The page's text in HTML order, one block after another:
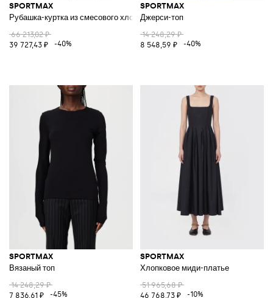
SPORTMAX
Рубашка-куртка из смесового хлопка
66 213,02 ₽
39 727,43 ₽
-40%
SPORTMAX
Джерси-топ
14 248,29 ₽
8 548,59 ₽
-40%
SPORTMAX
Вязаный топ
14 248,29 ₽
7 836,61 ₽
-45%
SPORTMAX
Хлопковое миди-платье
51 965,68 ₽
46 768,73 ₽
-10%